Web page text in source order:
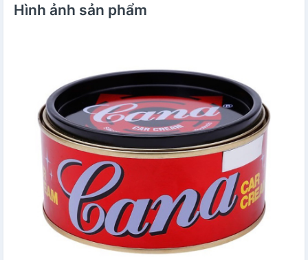
Hình ảnh sản phẩm